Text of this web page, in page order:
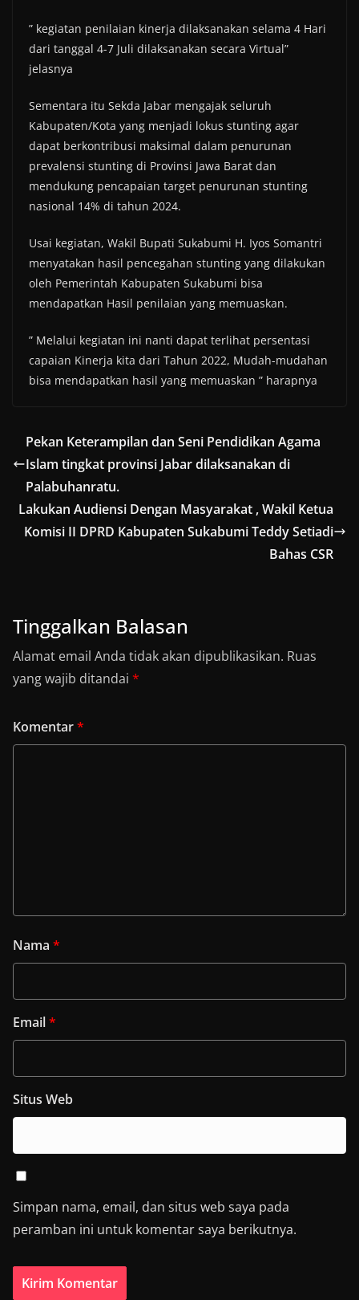
” kegiatan penilaian kinerja dilaksanakan selama 4 Hari
dari tanggal 4-7 Juli dilaksanakan secara Virtual”
jelasnya
Sementara itu Sekda Jabar mengajak seluruh
Kabupaten/Kota yang menjadi lokus stunting agar
dapat berkontribusi maksimal dalam penurunan
prevalensi stunting di Provinsi Jawa Barat dan
mendukung pencapaian target penurunan stunting
nasional 14% di tahun 2024.
Usai kegiatan, Wakil Bupati Sukabumi H. Iyos Somantri
menyatakan hasil pencegahan stunting yang dilakukan
oleh Pemerintah Kabupaten Sukabumi bisa
mendapatkan Hasil penilaian yang memuaskan.
” Melalui kegiatan ini nanti dapat terlihat persentasi
capaian Kinerja kita dari Tahun 2022, Mudah-mudahan
bisa mendapatkan hasil yang memuaskan ” harapnya
Pekan Keterampilan dan Seni Pendidikan Agama
Islam tingkat provinsi Jabar dilaksanakan di
Palabuhanratu.
Lakukan Audiensi Dengan Masyarakat , Wakil Ketua
Komisi II DPRD Kabupaten Sukabumi Teddy Setiadi
Bahas CSR
Tinggalkan Balasan
Alamat email Anda tidak akan dipublikasikan. Ruas
yang wajib ditandai *
Komentar*
Nama *
Email*
Situs Web
Simpan nama, email, dan situs web saya pada
peramban ini untuk komentar saya berikutnya.